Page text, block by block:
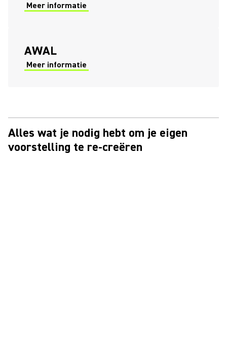
Meer informatie
(Opens in a new tab)
AWAL
Meer informatie
(Opens in a new tab)
Alles wat je nodig hebt om je eigen
voorstelling te re-creëren